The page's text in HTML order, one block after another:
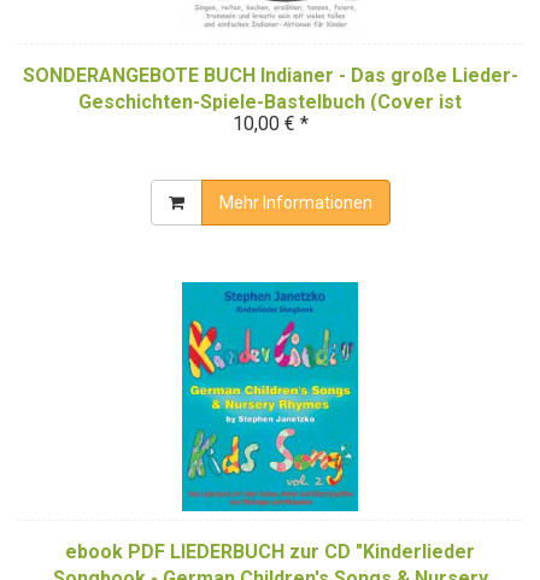
SONDERANGEBOTE BUCH Indianer - Das große Lieder-
Geschichten-Spiele-Bastelbuch (Cover ist
SchwarzWeiß)
10,00 € *
Mehr Informationen
ebook PDF LIEDERBUCH zur CD "Kinderlieder